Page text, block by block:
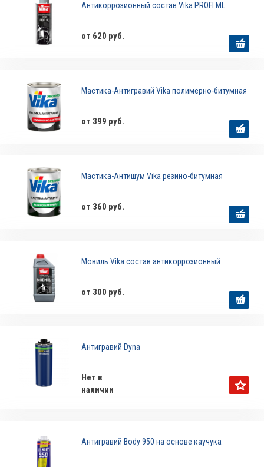
Антикоррозионный состав Vika PROFI ML
от 620 руб.
Мастика-Антигравий Vika полимерно-битумная
от 399 руб.
Мастика-Антишум Vika резино-битумная
от 360 руб.
Мовиль Vika состав антикоррозионный
от 300 руб.
Антигравий Dyna
Нет в
наличии
Антигравий Body 950 на основе каучука